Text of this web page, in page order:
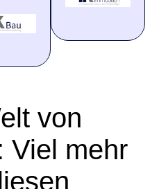
von
Viel mehr